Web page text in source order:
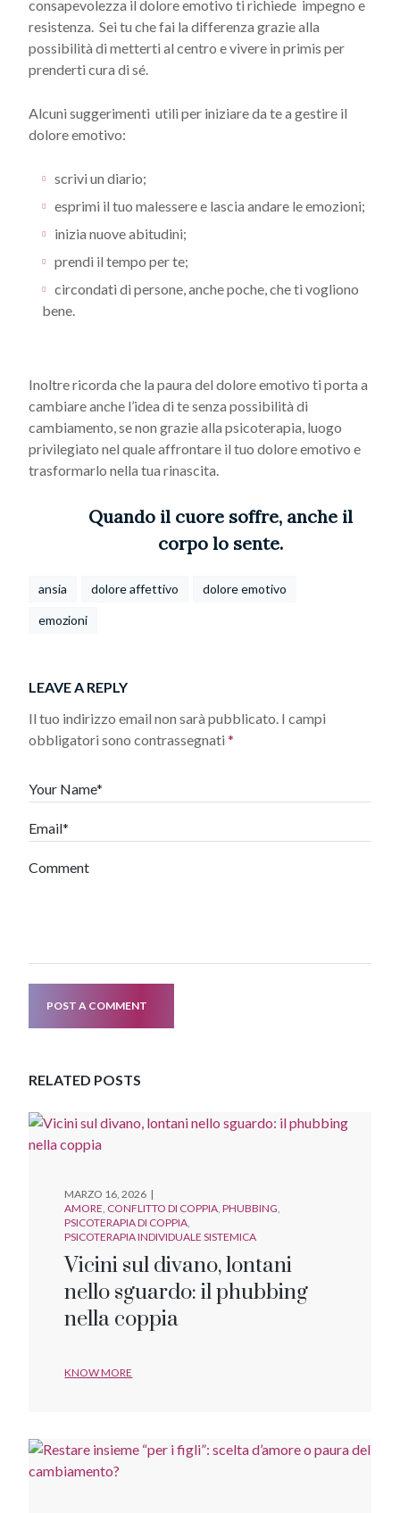
consapevolezza il dolore emotivo ti richiede impegno e
resistenza. Sei tu che fai la differenza grazie alla
possibilità di metterti al centro e vivere in primis per
prenderti cura di sé.
Alcuni suggerimenti utili per iniziare da te a gestire il
dolore emotivo:
scrivi un diario;
esprimi il tuo malessere e lascia andare le emozioni;
inizia nuove abitudini;
prendi il tempo per te;
circondati di persone, anche poche, che ti vogliono
bene.
Inoltre ricorda che la paura del dolore emotivo ti porta a
cambiare anche l’idea di te senza possibilità di
cambiamento, se non grazie alla psicoterapia, luogo
privilegiato nel quale affrontare il tuo dolore emotivo e
trasformarlo nella tua rinascita.
Quando il cuore soffre, anche il
corpo lo sente.
ansia dolore affettivo dolore emotivo
emozioni
LEAVE A REPLY
Il tuo indirizzo email non sarà pubblicato. I campi
obbligatori sono contrassegnati*
Your Name*
Email*
Comment
POST A COMMENT
RELATED POSTS
MARZO 16, 2026
AMORE CONFLITTO DI COPPIA PHUBBING
PSICOTERAPIA DI COPPIA
PSICOTERAPIA INDIVIDUALE SISTEMICA
Vicini sul divano, lontani
nello sguardo: il phubbing
nella coppia
KNOW MORE